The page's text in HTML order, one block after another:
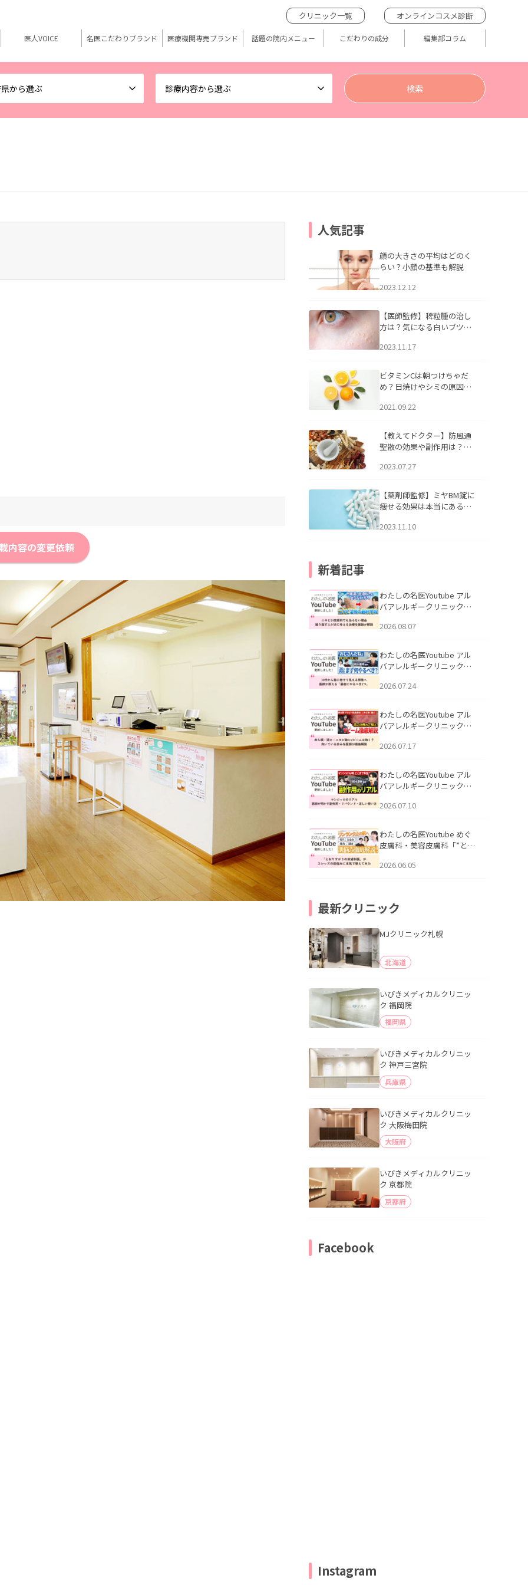
から選ぶ 診療内容から選ぶ
クリニック一覧 オンラインコスメ診断
医人VOICE 名医こだわりブランド 医療機関専売ブランド 話題の院内メニュー こだわりの成分 編集部コラム
内容の変更依頼
人気記事
顔の大きさの平均はどのく
らい？小顔の基準も解説
2023.12.12
【医師監修】稗粒腫の治し
方は？気になる白いブツブ
アについて
2023.11.17
ビタミンCは朝つけちゃだ
め？日焼けやシミの原因に
2021.09.22
【教えてドクター】防風通
聖散の効果や副作用は？長
2023.07.27
【薬剤師監修】ミヤBM錠に
痩せる効果は本当にある
2023.11.10
新着記事
わたしの名医Youtube アル
バアレルギークリニック札
らない理由｜繰り返す人が
説」を公開いたしました。
2026.08.07
わたしの名医Youtube アル
バアレルギークリニック札
える男性へ｜医師が教える
公開いたしました。
2026.07.24
わたしの名医Youtube アル
バアレルギークリニック札
跡にVビームは効く？向いて
説」を公開いたしました。
2026.07.17
わたしの名医Youtube アル
バアレルギークリニック札
医師が明かす副作用・リバ
公開いたしました。
2026.07.10
わたしの名医Youtube めぐ
皮膚科・美容皮膚科「”とお
ッズの肌悩みに本気で答え
2026.06.05
最新クリニック
MJクリニック札幌
北海道
いびきメディカルクリニッ
ク 福岡院
福岡県
いびきメディカルクリニッ
ク 神戸三宮院
兵庫県
いびきメディカルクリニッ
ク 大阪梅田院
大阪府
いびきメディカルクリニッ
ク 京都院
京都府
Facebook
Instagram